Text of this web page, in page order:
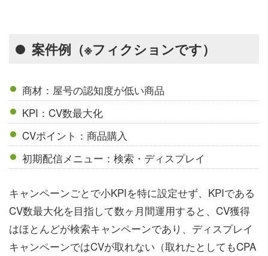
案件例（※フィクションです）
商材：屋号の認知度が低い商品
KPI：CV数最大化
CVポイント：商品購入
初期配信メニュー：検索・ディスプレイ
キャンペーンごとで小KPIを特に設定せず、KPIである
CV数最大化を目指して数ヶ月間運用すると、CV獲得
はほとんどが検索キャンペーンであり、ディスプレイ
キャンペーンではCVが取れない（取れたとしてもCPA